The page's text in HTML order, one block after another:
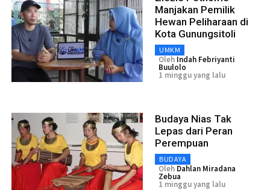
Manjakan Pemilik
Hewan Peliharaan di
Kota Gunungsitoli
UMKM
Oleh Indah Febriyanti
Buulolo
1 minggu yang lalu
Budaya Nias Tak
Lepas dari Peran
Perempuan
BUDAYA
Oleh Dahlan Miradana
Zebua
1 minggu yang lalu